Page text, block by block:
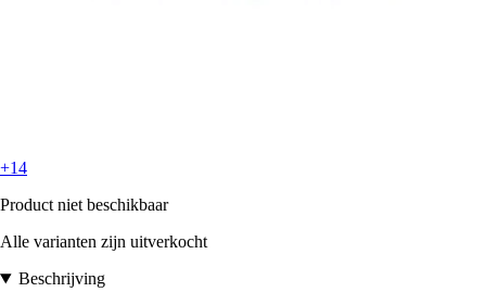
+14
Product niet beschikbaar
Alle varianten zijn uitverkocht
Beschrijving